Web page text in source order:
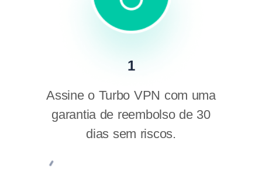
1
Assine o Turbo VPN com uma
garantia de reembolso de 30
dias sem riscos.